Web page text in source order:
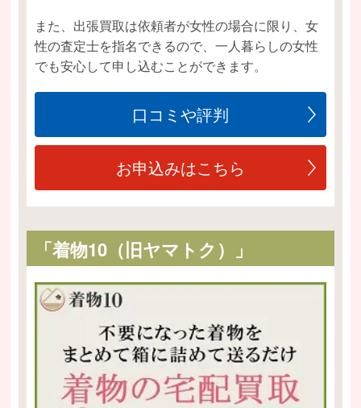
また、出張買取は依頼者が女性の場合に限り、女
性の査定士を指名できるので、一人暮らしの女性
でも安心して申し込むことができます。
口コミや評判
お申込みはこちら
「着物10（旧ヤマトク）」